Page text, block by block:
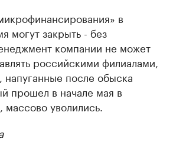
в
могут закрыть - без
компании не может
российскими филиалами,
напуганные после обыска
прошел в начале мая в
уволились.